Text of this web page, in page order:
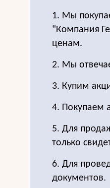
1. Мы
"Компания
ценам.
2. Мы
3. Купим
4. Покупаем
5. Для
только
6. Для
документов.